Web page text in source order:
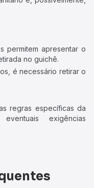
permitem apresentar o
no guichê.
é necessário retirar o
regras específicas da
exigências